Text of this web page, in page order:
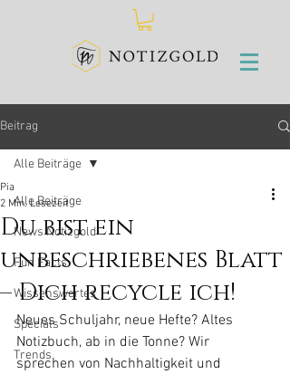
Beitrag
Alle Beiträge
News Notizgold
Fun Facts
Wissenswertes
Specials
Trends
Alle Beiträge
Du bist ein
unbeschriebenes Blatt
– Dich recycle ich!
Pia
2 Min. Lesezeit
Neues Schuljahr, neue Hefte? Altes
Notizbuch, ab in die Tonne? Wir
sprechen von Nachhaltigkeit und